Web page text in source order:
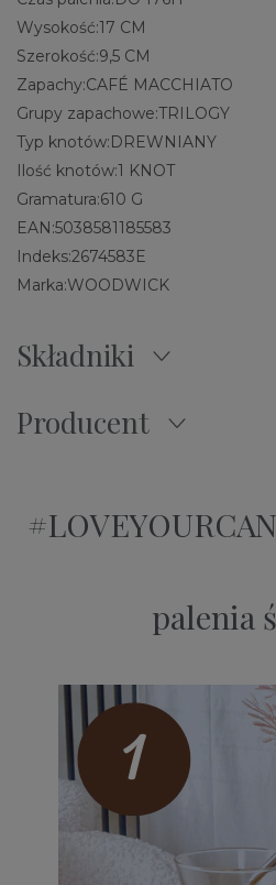
Wysokość:17 CM
Szerokość:9,5 CM
Zapachy:CAFÉ MACCHIATO
Grupy zapachowe:TRILOGY
Typ knotów:DREWNIANY
Ilość knotów:1 KNOT
Gramatura:610 G
EAN:5038581185583
Indeks:2674583E
Marka:WOODWICK
Składniki
Producent
palenia